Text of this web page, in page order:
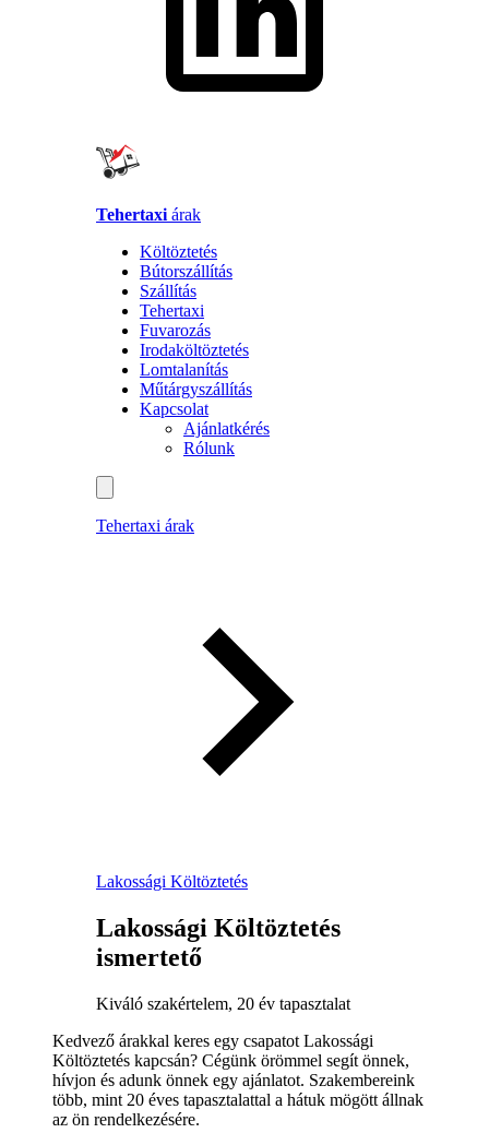
Tehertaxi árak
Költöztetés
Bútorszállítás
Szállítás
Tehertaxi
Fuvarozás
Irodaköltöztetés
Lomtalanítás
Műtárgyszállítás
Kapcsolat
Ajánlatkérés
Rólunk
Tehertaxi árak
Lakossági Költöztetés
Lakossági Költöztetés
ismertető
Kiváló szakértelem, 20 év tapasztalat
Kedvező árakkal keres egy csapatot Lakossági
Költöztetés kapcsán? Cégünk örömmel segít önnek,
hívjon és adunk önnek egy ajánlatot. Szakembereink
több, mint 20 éves tapasztalattal a hátuk mögött állnak
az ön rendelkezésére.